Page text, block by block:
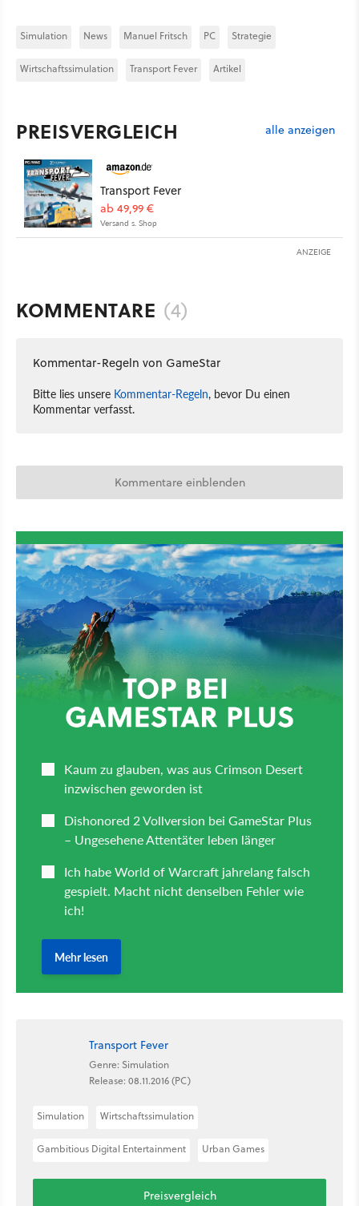
Simulation News Manuel Fritsch PC Strategie
Wirtschaftssimulation Transport Fever Artikel
PREISVERGLEICH alle anzeigen
Transport Fever
ab 49,99 €
Versand s. Shop
ANZEIGE
KOMMENTARE (4)
Kommentar-Regeln von GameStar
Bitte lies unsere Kommentar-Regeln, bevor Du einen
Kommentar verfasst.
Kommentare einblenden
Transport Fever
Genre: Simulation
Release: 08.11.2016 (PC)
Simulation Wirtschaftssimulation
Gambitious Digital Entertainment Urban Games
Preisvergleich